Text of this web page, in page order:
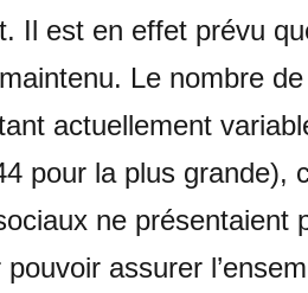
Il est en effet prévu
Le nombre
actuellement
pour la plus grande),
ne présentaient
assurer